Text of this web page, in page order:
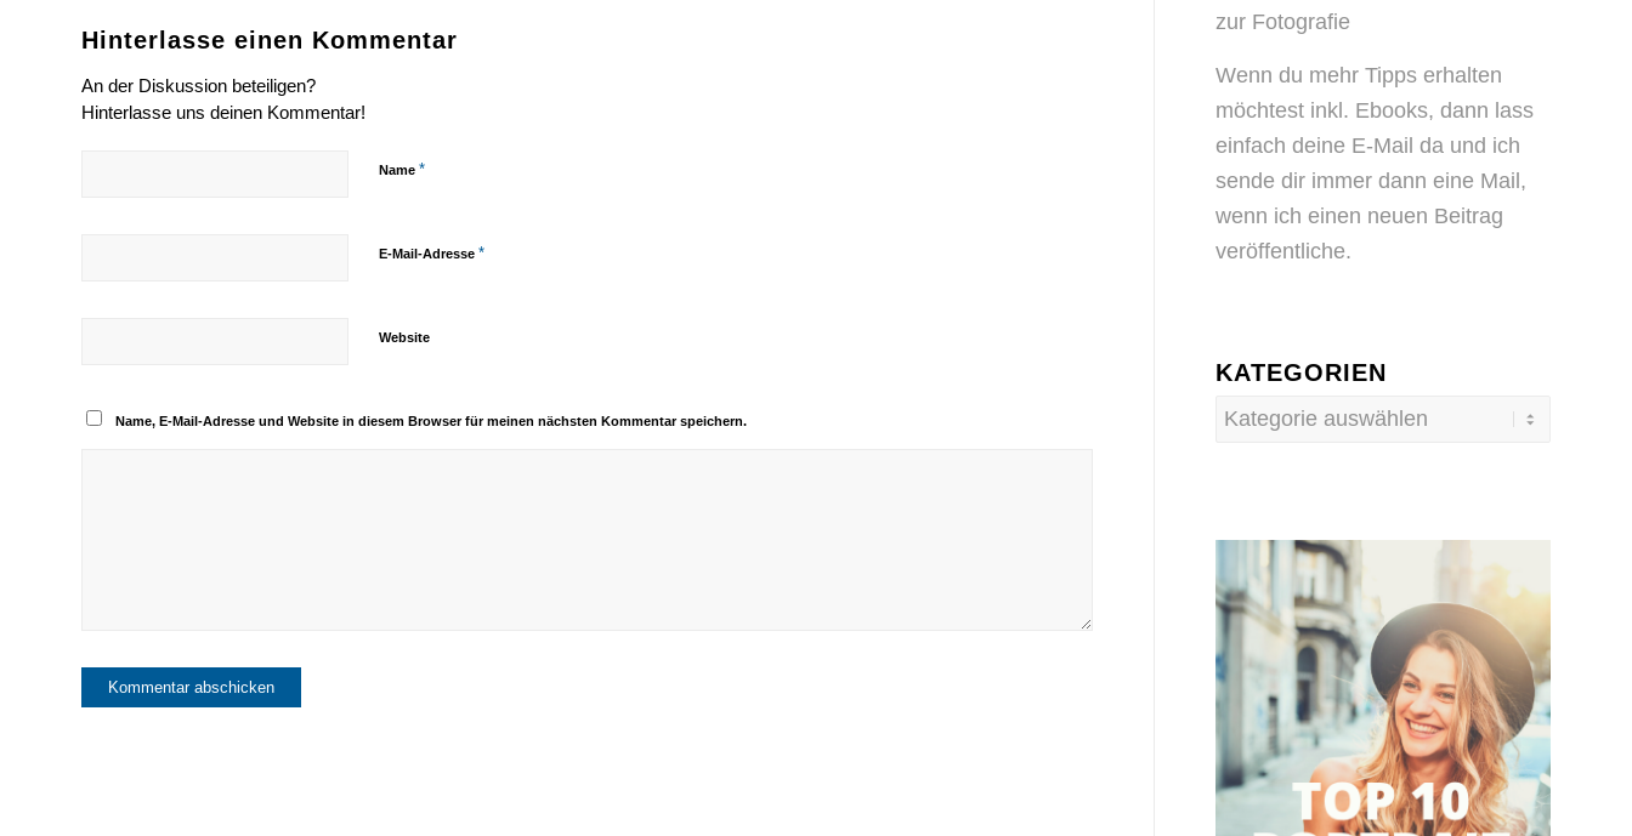
Hinterlasse einen Kommentar
An der Diskussion beteiligen?
Hinterlasse uns deinen Kommentar!
Name *
E-Mail-Adresse *
Website
Name, E-Mail-Adresse und Website in diesem Browser für meinen nächsten Kommentar speichern.
zur Fotografie
Wenn du mehr Tipps erhalten
möchtest inkl. Ebooks, dann lass
einfach deine E-Mail da und ich
sende dir immer dann eine Mail,
wenn ich einen neuen Beitrag
veröffentliche.
KATEGORIEN
Kategorien